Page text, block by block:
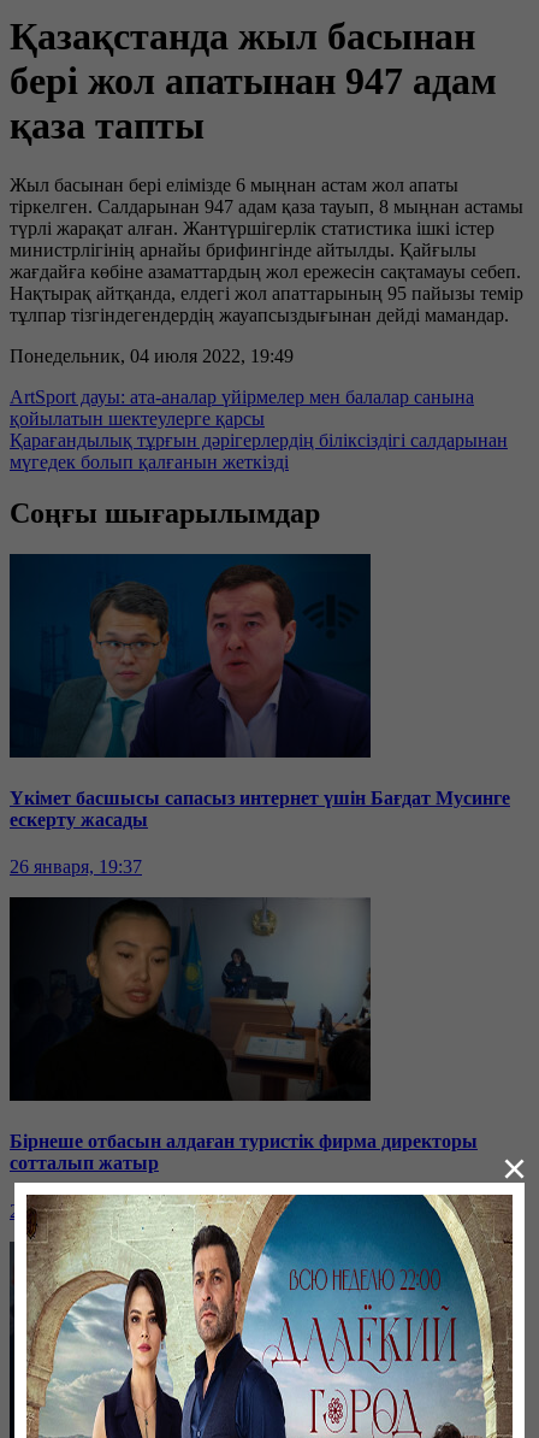
Қазақстанда жыл басынан
бері жол апатынан 947 адам
қаза тапты
Жыл басынан бері елімізде 6 мыңнан астам жол апаты
тіркелген. Салдарынан 947 адам қаза тауып, 8 мыңнан астамы
түрлі жарақат алған. Жантүршігерлік статистика ішкі істер
министрлігінің арнайы брифингінде айтылды. Қайғылы
жағдайға көбіне азаматтардың жол ережесін сақтамауы себеп.
Нақтырақ айтқанда, елдегі жол апаттарының 95 пайызы темір
тұлпар тізгіндегендердің жауапсыздығынан дейді мамандар.
Понедельник, 04 июля 2022, 19:49
ArtSport дауы: ата-аналар үйірмелер мен балалар санына
қойылатын шектеулерге қарсы
Қарағандылық тұрғын дәрігерлердің біліксіздігі салдарынан
мүгедек болып қалғанын жеткізді
Соңғы шығарылымдар
Үкімет басшысы сапасыз интернет үшін Бағдат Мусинге
ескерту жасады
26 января, 19:37
Бірнеше отбасын алдаған туристік фирма директоры
сотталып жатыр
26 января, 19:36
×